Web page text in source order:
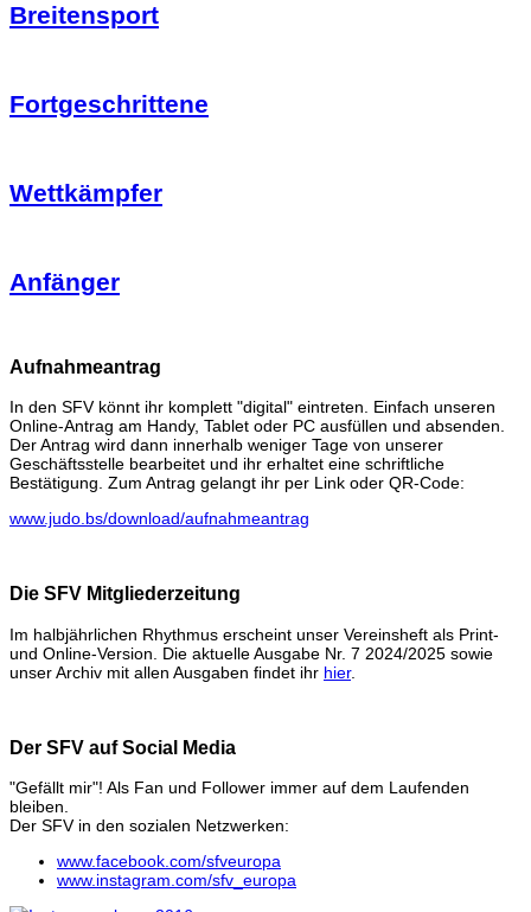
Breitensport
Fortgeschrittene
Wettkämpfer
Anfänger
Aufnahmeantrag
In den SFV könnt ihr komplett "digital" eintreten. Einfach unseren
Online-Antrag am Handy, Tablet oder PC ausfüllen und absenden.
Der Antrag wird dann innerhalb weniger Tage von unserer
Geschäftsstelle bearbeitet und ihr erhaltet eine schriftliche
Bestätigung. Zum Antrag gelangt ihr per Link oder QR-Code:
www.judo.bs/download/aufnahmeantrag
Die SFV Mitgliederzeitung
Im halbjährlichen Rhythmus erscheint unser Vereinsheft als Print-
und Online-Version. Die aktuelle Ausgabe Nr. 7 2024/2025 sowie
unser Archiv mit allen Ausgaben findet ihr hier.
Der SFV auf Social Media
"Gefällt mir"! Als Fan und Follower immer auf dem Laufenden
bleiben.
Der SFV in den sozialen Netzwerken:
www.facebook.com/sfveuropa
www.instagram.com/sfv_europa